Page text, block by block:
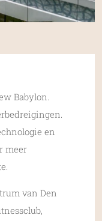
Babylon.
en
meer
van Den